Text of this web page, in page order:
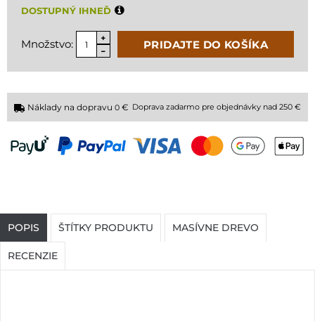
DOSTUPNÝ IHNEĎ
Množstvo: PRIDAJTE DO KOŠÍKA
Náklady na dopravu 0 € Doprava zadarmo pre objednávky nad 250 €
POPIS ŠTÍTKY PRODUKTU MASÍVNE DREVO
RECENZIE